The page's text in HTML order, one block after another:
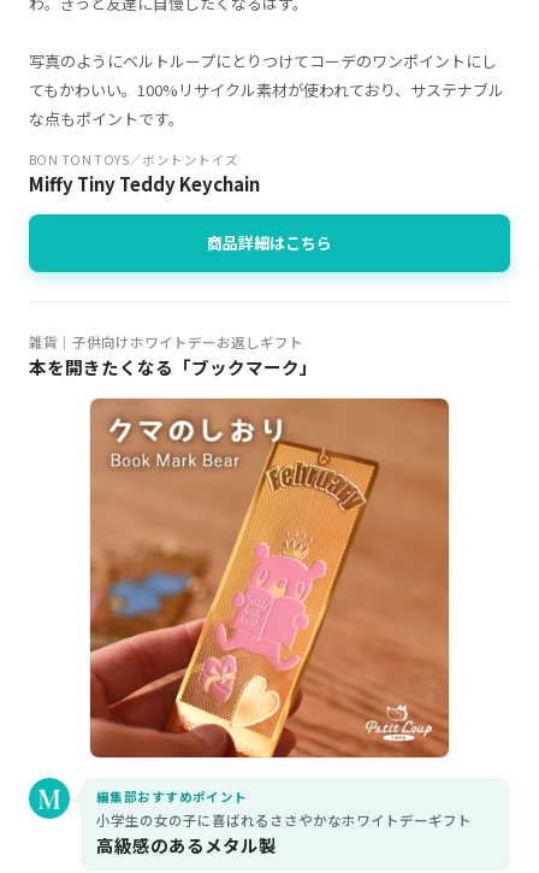
写真のようにベルトループにとりつけてコーデのワンポイントにし
てもかわいい。100%リサイクル素材が使われており、サステナブル
な点もポイントです。
BON TON TOYS／ボントントイズ
Miffy Tiny Teddy Keychain
商品詳細はこちら
雑貨｜子供向けホワイトデーお返しギフト
本を開きたくなる「ブックマーク」
編集部おすすめポイント
小学生の女の子に喜ばれるささやかなホワイトデーギフト
高級感のあるメタル製